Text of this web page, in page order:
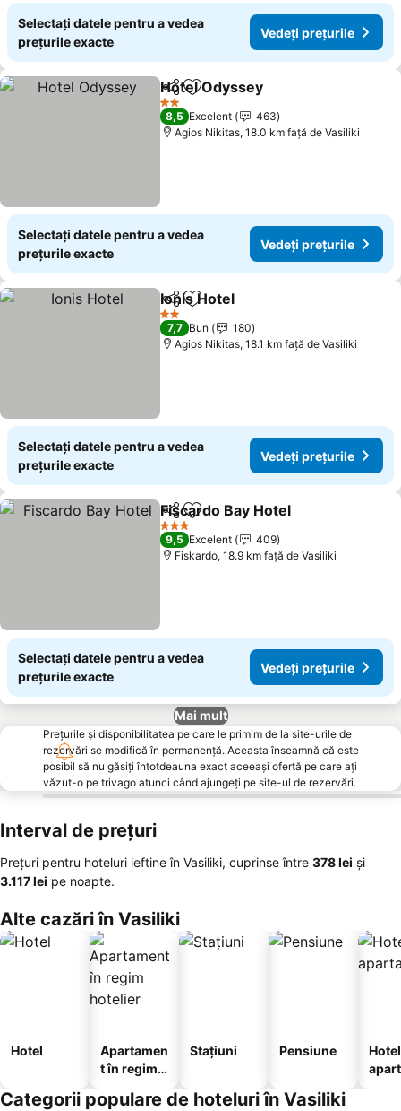
Selectați datele pentru a vedea
prețurile exacte
Vedeți prețurile
DistribuițiAdăugaţi la favorite
Hotel Odyssey
2 Stele
8,5 Excelent
463
Agios Nikitas, 18.0 km faţă de Vasiliki
Selectați datele pentru a vedea
prețurile exacte
Vedeți prețurile
DistribuițiAdăugaţi la favorite
Ionis Hotel
2 Stele
7,7 Bun
180
Agios Nikitas, 18.1 km faţă de Vasiliki
Selectați datele pentru a vedea
prețurile exacte
Vedeți prețurile
DistribuițiAdăugaţi la favorite
Fiscardo Bay Hotel
3 Stele
9,5 Excelent
409
Fiskardo, 18.9 km faţă de Vasiliki
Selectați datele pentru a vedea
prețurile exacte
Vedeți prețurile
Mai mult
Prețurile și disponibilitatea pe care le primim de la site-urile de
rezervări se modifică în permanență. Aceasta înseamnă că este
posibil să nu găsiți întotdeauna exact aceeași ofertă pe care ați
văzut-o pe trivago atunci când ajungeți pe site-ul de rezervări.
Interval de prețuri
Prețuri pentru hoteluri ieftine în Vasiliki, cuprinse între ‎378 lei și
‎3.117 lei pe noapte.
Alte cazări în Vasiliki
Hotel
Apartamen
t în regim
Stațiuni Pensiune
Categorii populare de hoteluri în Vasiliki